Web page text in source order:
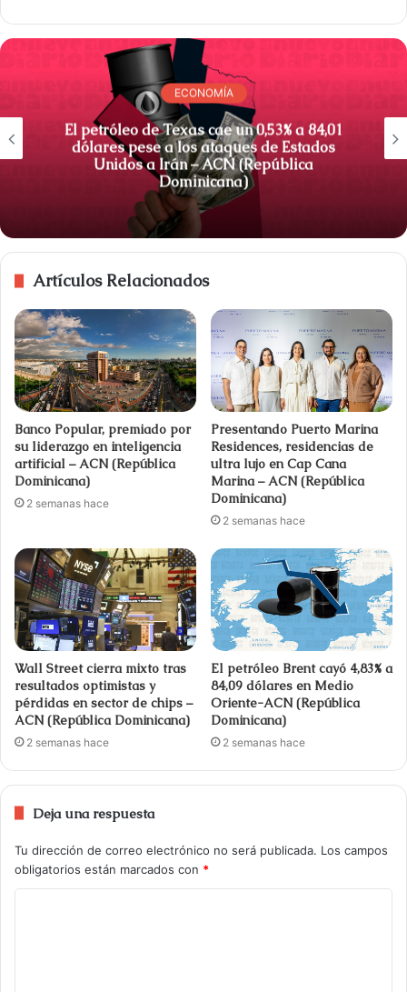
t
o
w
e
b
ECONOMÍA
El petróleo de Texas cae un 0,53% a 84,01
dólares pese a los ataques de Estados
Unidos a Irán – ACN (República
Dominicana)
Artículos Relacionados
Banco Popular, premiado por
su liderazgo en inteligencia
artificial – ACN (República
Dominicana)
2 semanas hace
Presentando Puerto Marina
Residences, residencias de
ultra lujo en Cap Cana
Marina – ACN (República
Dominicana)
2 semanas hace
Wall Street cierra mixto tras
resultados optimistas y
pérdidas en sector de chips –
ACN (República Dominicana)
2 semanas hace
El petróleo Brent cayó 4,83% a
84,09 dólares en Medio
Oriente-ACN (República
Dominicana)
2 semanas hace
Deja una respuesta
Tu dirección de correo electrónico no será publicada. Los campos
obligatorios están marcados con *